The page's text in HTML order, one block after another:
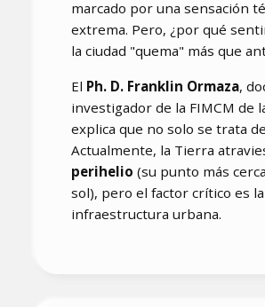
marcado por una sensación
extrema. Pero, ¿por qué
la ciudad "quema" más que
El Ph. D. Franklin Ormaza,
investigador de la FIMCM de
explica que no solo se trata
Actualmente, la Tierra
perihelio (su punto más
sol), pero el factor crítico es la
infraestructura urbana.